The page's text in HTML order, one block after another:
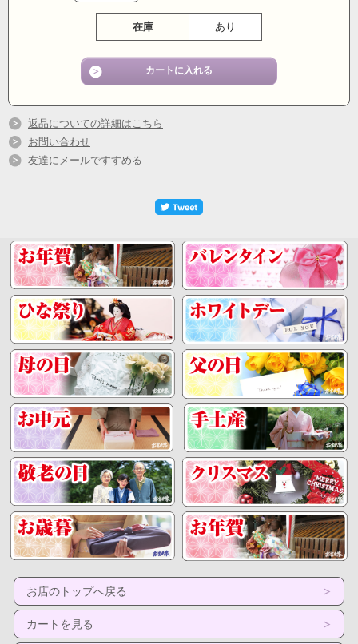
【特選】水ようかん・和風ゼリーの詰め合わせ
上品な甘味と、つるりとした爽やかなのどごしに
仕上げた趣き涼しい木村家の水ようかん
味わいをぎゅっと濃縮した濃厚ゼリーです。
い、口の中でとろける、瑞々しさと小豆の豊かな風味
宿の梅の甘露煮を丸ごと一粒入れました。
みかんぜりー
果肉と果汁がフレッシュに溶け合う贅
沢なおいしさ果実の味わいをぎゅっと濃縮した濃厚ゼ
リー
葡萄ゼリーもぎたての味わいを残したとろける様
な食感
グレープフルーツフルーツ感覚で楽しむフレッシュ
なゼリー。つぶつぶ果汁入り
錦玉羹和菓子ならではの錦玉。小倉鹿の子とうぐ
いす鹿の子がたっぷり
のし紙、名入れは無料で付けられ
ます。
ミニスプーン付きです。
涼しいところで一ヶ月の日持ちと
なります
美味しく召し上がって頂く為に、冷たくひや
在庫 あり
返品についての詳細はこちら
お問い合わせ
友達にメールですすめる
お店のトップへ戻る
カートを見る